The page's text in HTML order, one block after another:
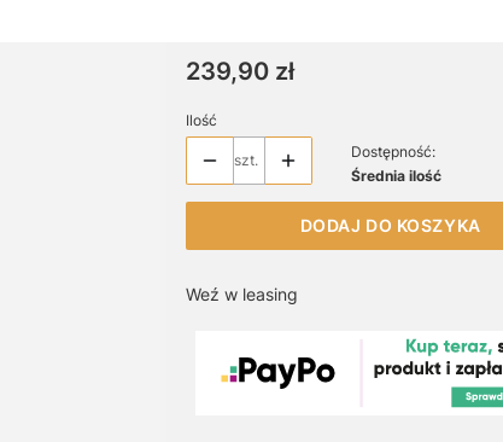
Cena
239,90 zł
Ilość
szt.
Dostępność:
Średnia ilość
DODAJ DO KOSZYKA
Weź w leasing